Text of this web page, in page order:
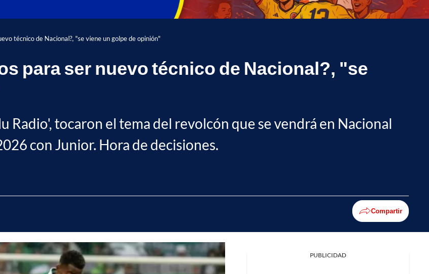
técnico de Nacional?, "se viene un golpe de opinión"
para ser nuevo técnico de Nacional?, "se
Radio', tocaron el tema del revolcón que se vendrá en Nacional
con Junior. Hora de decisiones.
Compartir
PUBLICIDAD